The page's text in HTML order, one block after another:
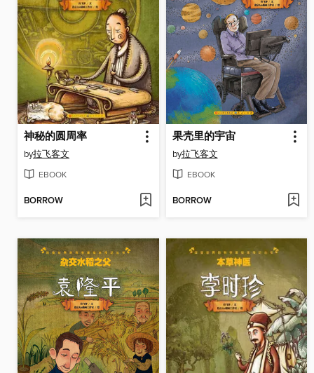
神秘的圆周率
by拉飞客文
EBOOK
BORROW
果壳里的宇宙
by拉飞客文
EBOOK
BORROW